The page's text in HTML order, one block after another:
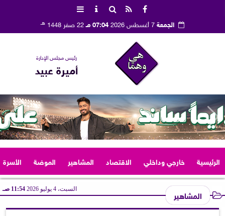
الجمعة 07:04 مـ 22 صفر 1448 هـ
رئيس مجلس الإدارة
أميرة عبيد
الرئيسية خارجي وداخلي الاقتصاد المشاهير الموضة الأسرة
المشاهير السبت، 4 يوليو 2026 11:54 صـ